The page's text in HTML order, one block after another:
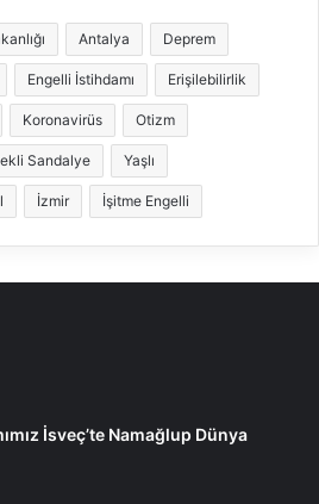
Antalya Deprem
Engelli İstihdamı Erişilebilirlik
Koronavirüs Otizm
Sandalye Yaşlı
İzmir İşitme Engelli
İsveç’te Namağlup Dünya